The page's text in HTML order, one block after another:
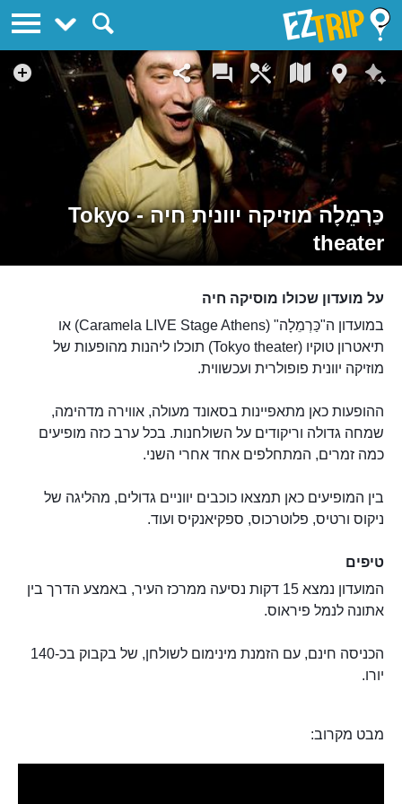
כַּרְמֵלָה מוזיקה יוונית חיה - Tokyo
theater
על מועדון שכולו מוסיקה חיה
במועדון ה"כַּרְמֵלָה" (Caramela LIVE Stage Athens) או
תיאטרון טוקיו (Tokyo theater) תוכלו ליהנות מהופעות של
מוזיקה יוונית פופולרית ועכשווית.
ההופעות כאן מתאפיינות בסאונד מעולה, אווירה מדהימה,
שמחה גדולה וריקודים על השולחנות. בכל ערב כזה מופיעים
כמה זמרים, המתחלפים אחד אחרי השני.
בין המופיעים כאן תמצאו כוכבים יווניים גדולים, מהליגה של
ניקוס ורטיס, פלוטרכוס, ספקיאנקיס ועוד.
טיפים
המועדון נמצא 15 דקות נסיעה ממרכז העיר, באמצע הדרך בין
אתונה לנמל פיראוס.
הכניסה חינם, עם הזמנת מינימום לשולחן, של בקבוק בכ-140
יורו.
מבט מקרוב:
EZTrip